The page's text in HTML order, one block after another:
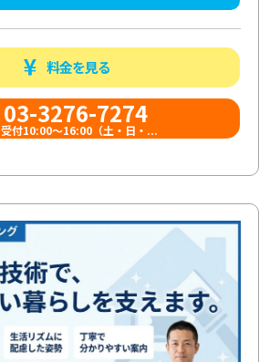
料金を見る
03-3276-7274
受付10:00〜16:00（土・日・...